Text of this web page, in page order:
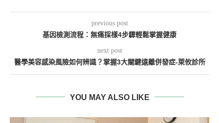
previous post
基因檢測流程：無痛採樣4步驟輕鬆掌握健康
next post
醫學美容感染風險如何辨識？掌握3大關鍵遠離併發症-萊攸診所
YOU MAY ALSO LIKE